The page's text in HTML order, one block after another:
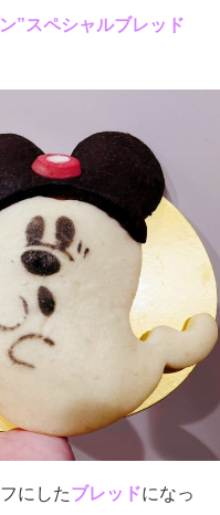
”スペシャルブレッド
にしたブレッドになっ